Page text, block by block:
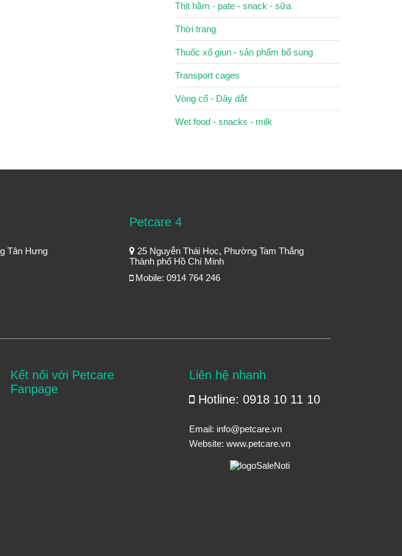
Thịt hầm - pate - snack - sữa
Thời trang
Thuốc xổ giun - sản phẩm bổ sung
Transport cages
Vòng cổ - Dây dắt
Wet food - snacks - milk
Tân Hưng
Petcare 4
25 Nguyễn Thái Học, Phường Tam Thắng
Thành phố Hồ Chí Minh
Mobile: 0914 764 246
Kết nối với Petcare
Fanpage
Liên hệ nhanh
Hotline: 0918 10 11 10
Email: info@petcare.vn
Website: www.petcare.vn